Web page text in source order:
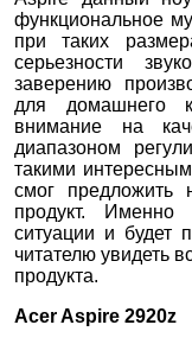
функциональное
при таких
серьезности
заверению
для домашнего
внимание на
диапазоном
такими
смог предложить
продукт. Именно
ситуации и будет
читателю увидеть
продукта.
Acer Aspire 2920z